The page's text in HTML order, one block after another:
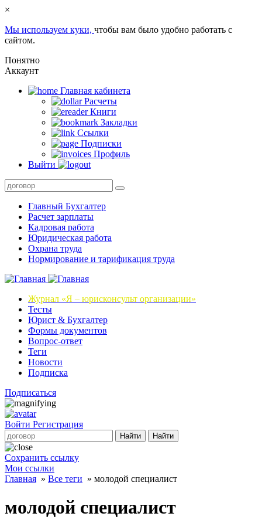
×
Мы используем куки, чтобы вам было удобно работать с
сайтом.
Понятно
Аккаунт
Главная кабинета
Расчеты
Книги
Закладки
Ссылки
Подписки
Профиль
Выйти
Главный Бухгалтер
Расчет зарплаты
Кадровая работа
Юридическая работа
Охрана труда
Нормирование и тарификация труда
Журнал «Я – юрисконсульт организации»
Тесты
Юрист & Бухгалтер
Формы документов
Вопрос-ответ
Теги
Новости
Подписка
Подписаться
Войти Регистрация
Найти Найти
Сохранить ссылку
Мои ссылки
Главная » Все теги » молодой специалист
молодой специалист